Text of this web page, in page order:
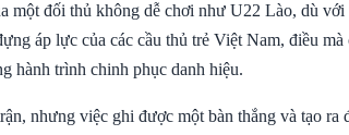
một đối thủ không dễ chơi như U22 Lào, dù với
áp lực của các cầu thủ trẻ Việt Nam, điều mà
hành trình chinh phục danh hiệu.
nhưng việc ghi được một bàn thắng và tạo ra